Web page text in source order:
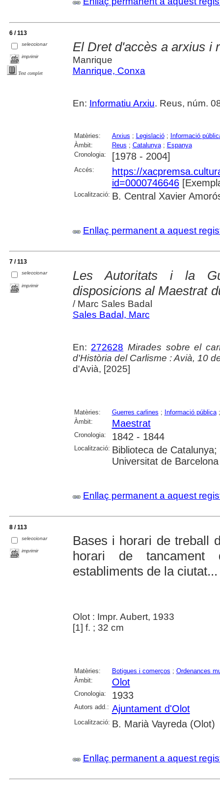
6 / 113
seleccionar
imprimir
Text complet
El Dret d'accès a arxius i
Manrique
Manrique, Conxa
En: Informatiu Arxiu. Reus, núm.
Matèries: Arxius ; Legislació; Informació
Àmbit:
Reus ; Catalunya; Espanya
Cronologia:
[1978 - 2004]
Accés:
https://
id=0000746646
Localització: B. Central Xavier
Enllaç permanent a aquest
7 / 113
seleccionar
imprimir
Les Autoritats i la
disposicions al Maestrat
/ Marc Sales Badal
Sales Badal, Marc
En: 272628 Mirades sobre el
d'Història del Carlisme : Avià, 10
d'Avià, [2025]
Matèries: Guerres carlines ; Informació pública
Àmbit:
Maestrat
Cronologia: 1842 - 1844
Localització: Biblioteca de
Universitat de Barcelona
Enllaç permanent a aquest
8 / 113
seleccionar
imprimir
Bases i horari de treball
horari de
establiments de la ciutat...
Olot : Impr. Aubert, 1933
[1] f. ; 32 cm
Matèries: Botigues i comerços ; Ordenances
Àmbit:
Olot
Cronologia: 1933
Autors add.: Ajuntament d'Olot
Localització: B. Marià Vayreda (Olot)
Enllaç permanent a aquest